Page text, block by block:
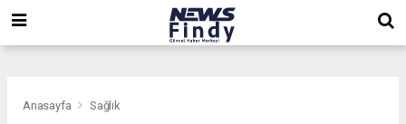
Anasayfa Sağlık